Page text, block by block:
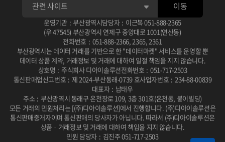
운영기관 : 부산광역시담당자 : 이근복051-888-2365
(우 47545) 부산광역시 연제구 중앙대로 1001(연산동)
전화번호 : 051-888-2366, 2365, 2361
부산광역시는 데이터 거래를 기반으로 한 "데이터마켓" 서비스를 운영할 뿐
데이터 상품 계약, 거래정보 및 거래에 대하여 일절 책임을 지지 않습니다.
상호명 : 주식회사 디아이솔루션전화번호 : 051-717-2503
통신판매업신고번호 : 제 2024-부산동래-0739 호사업자번호 : 234-88-00839
대표자 : 남태우
주소 : 부산광역시 동래구 온천장로 109, 3층 301호(온천동, 붙이빌딩)
모든 거래의 민원처리는 [(주)디아이솔루션]에서 진행합니다. (주)디아이솔루션은
통신판매중개자이며 통신판매의 당사자가 아닙니다. 따라서 (주)디아이솔루션은
상품 · 거래정보 및 거래에 대하여 책임을 지지 않습니다.
민원 담당자 : 김진주 051-717-2503
이동